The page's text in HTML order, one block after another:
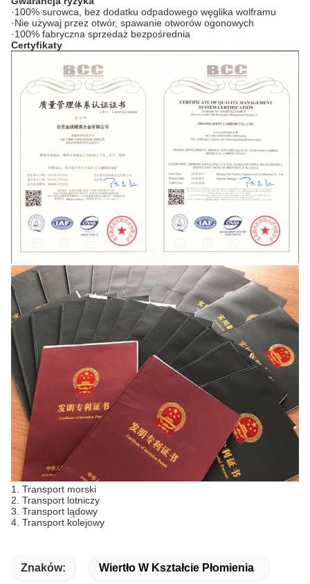
·100% surowca, bez dodatku odpadowego węglika wolframu
·Nie używaj przez otwór, spawanie otworów ogonowych
·100% fabryczna sprzedaż bezpośrednia
Certyfikaty
1. Transport morski
2. Transport lotniczy
3. Transport lądowy
4. Transport kolejowy
Znaków: Wiertło W Kształcie Płomienia